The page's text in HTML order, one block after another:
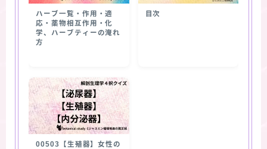
ハーブ一覧・作用・適
応・薬物相互作用・化
学、ハーブティーの淹れ
方
目次
00503【生殖器】女性の